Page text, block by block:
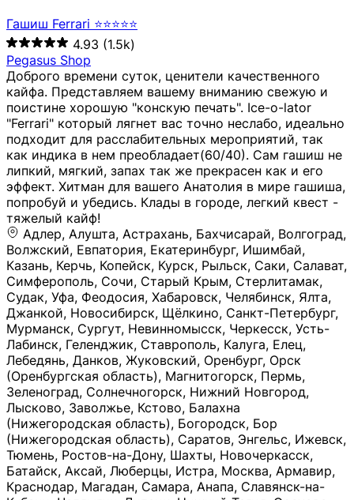
Гашиш Ferrari ⭐⭐⭐⭐⭐
4.93 (1.5k)
Pegasus Shop
Доброго времени суток, ценители качественного
кайфа. Представляем вашему вниманию свежую и
поистине хорошую "конскую печать". Ice-o-lator
"Ferrari" который лягнет вас точно неслабо, идеально
подходит для расслабительных мероприятий, так
как индика в нем преобладает(60/40). Сам гашиш не
липкий, мягкий, запах так же прекрасен как и его
эффект. Хитман для вашего Анатолия в мире гашиша,
попробуй и убедись. Клады в городе, легкий квест -
тяжелый кайф!
Адлер, Алушта, Астрахань, Бахчисарай, Волгоград, Волжский, Евпатория, Екатеринбург, Ишимбай, Казань, Керчь, Копейск, Курск, Рыльск, Саки, Салават, Симферополь, Сочи, Старый Крым, Стерлитамак, Судак, Уфа, Феодосия, Хабаровск, Челябинск, Ялта, Джанкой, Новосибирск, Щёлкино, Санкт-Петербург, Мурманск, Сургут, Невинномысск, Черкесск, Усть-Лабинск, Геленджик, Ставрополь, Калуга, Елец, Лебедянь, Данков, Жуковский, Оренбург, Орск (Оренбургская область), Магнитогорск, Пермь, Зеленоград, Солнечногорск, Нижний Новгород, Лысково, Заволжье, Кстово, Балахна (Нижегородская область), Богородск, Бор (Нижегородская область), Саратов, Энгельс, Ижевск, Тюмень, Ростов-на-Дону, Шахты, Новочеркасск, Батайск, Аксай, Люберцы, Истра, Москва, Армавир, Краснодар, Магадан, Самара, Анапа, Славянск-на-Кубани, Чаплыгин, Липецк, Нижний Тагил, Орехово-Зуево, Усть-Джегута, Лянтор, Нефтеюганск, Пыть-Ях, Урень, Ветлуга, Шахунья, Новороссийск, Крымск, Тимашёвск, Тольятти, Воткинск, Звенигород, Руза, Можайск, Белгород, Воронеж, Соликамск, Нытва, Лысьва (Пермский край), Чусовой, Кунгур, Краснокамск, Миасс, Губаха, Тула, Новомосковск, Донской, Омск, Льгов, Мытищи, Королёв, Ивантеевка, Балашиха, Семилуки, Кудымкар, Старый Оскол, Оса (Пермский край), Одинцово (Московская область), Ханты-Мансийск, Лабинск, Темрюк, Курганинск, Белореченск (Краснодарский край), Алупкa, Губкин, Рязань, Калининград, Усть-Илимск, Фрязино, Минеральные Воды, Пятигорск, Кострома, Ярославль, Коркино, Верхняя Пышма, Подольск, Красноярск, Смоленск, Долгопрудный, Чебоксары, Калачинск, Канск, Киров (Кировская область), Вологда, Рославль, Владивосток, Обнинск, Балабаново (Калужская область), Малоярославец, Брянск, Видное, Ярцево, Вязьма, Гагарин, Приволжск, Фурманов, Чайковский, Кинешма, Горячий Ключ, Улан-Удэ, Туймазы, Дюртюли, Альметьевск, Нефтекамск, Хадыженск, Апшеронск, Майкоп, Уссурийск, Ульяновск, Гатчина, Луга (Ленинградская область), Надым, Ногинск, Электросталь, Железнодорожный (Московская область), Бутурлиновка, Кириллов, Краснознаменск (Калиниградская область), Мышкин, Томмот, Холм, Абакан, Абдулино, Агидель, Агрыз, Адыгейск, Азнакаево, Алатырь, Алдан, Алейск, Александров, Александровск, Алексеевка (Белгородская обл.), Алексин, Амурск, Анадырь, Ангарск, Андреаполь, Анжеро-Судженск, Анива, Апатиты, Арамиль, Ардон, Арзамас, Аркадак, Арсеньев, Артём, Артёмовский, Архангельск, Асбест, Асино, Аткарск, Ахтубинск, Аша, Бабаево (Вологодская область), Бавлы (Республика Татарстан), Байкальск, Бакал, Баксан, Балаклава, Балаково (Саратовская область), Балашов (Саратовская область), Балтийск, Барабинск, Барнаул, Барыш (Ульяновская область), Бежецк, Белая Калитва (Ростовская область), Белебей, Белогорск (Крым), Белозерск, Белокуриха, Беломорск, Белоозёрский (Московская область), Белорецк (Республика Башкортостан), Кызыл, Белоярский (Ханты-Мансийский АО), Бердск, Березники (Пермский край), Берёзовский (Кемеровская область), Берёзовский (Свердловская область), Беслан, Бийск, Бикин, Билибино, Биробиджан, Благовещенск (Амурская область), Благовещенск (Башкортостан), Бобров, Богородицк, Боготол, Богучар, Бокситогорск (Ленинградская область), Бологое (Тверская область), Болхов, Большой Камень (Приморский край), Борисоглебск (Воронежская область), Боровичи (Новгородская область), Боровск, Бородино, Братск, Бронницы (Московская область), Бугульма (Республика Татарстан), Бугуруслан (Оренбургская область), Буинск, Буй, Буйнакск, Валдай, Валуйки, Велиж, Великие Луки, Великий Новгород, Великий Устюг, Вельск, Венёв, Верещагино, Верхнеуральск, Верхний Уфалей, Верхняя Салда, Верхняя Тура, Весьегонск, Вилючинск, Вихоревка, Вичуга, Владикавказ, Волгодонск, Волгореченск, Володарск, Волосово, Волчанск, Вольск, Воркута, Ворсма, Всеволожск (Ленинградская область), Вуктыл, Выкса, Высоковск, Высоцк, Вытегра, Вышний Волочёк, Вяземский, Вязники, Вятские Поляны, Нея, Шилка, Гаврилов Посад, Гаврилов-Ям, Гай, Галич, Гдов, Голицыно, Горно-Алтайск, Горнозаводск, Горняк, Городец, Гороховец, Гремячинск, Грозный, Грязи, Грязовец, Губкинский, Гуково, Гулькевичи, Гурьевск (Калининградская область), Гурьевск (Кемеровская область), Гусев, Гусь-Хрустальный, Давлеканово, Далматово, Дальнегорск, Дегтярск, Дедовск, Демидов, Дербент, Десногорск, Дзержинск, Дзержинский (Московская область), Дивногорск, Димитровград, Дмитровск, Дно, Добрянка, Долинск, Домодедово, Донецк (ДНР), Дорогобуж, Дрезна, Дубна, Дудинка, Духовщина, Дятьково, Егорьевск, Елабуга, Елизово, Ельня (Будет изменено название), Емва, Енисейск, Ермолино, Ершов, Ессентуки, Ефремов, Железноводск, Железногорск (Красноярский край), Железногорск (Курская область), Железногорск-Илимский, Жигулёвск, Жиздра, Жирновск, Жуков, Жуковка, Заводоуковск, Заволжск, Задонск, Заинск, Заозёрный, Заозёрск, Западная Двина, Заполярный, Зарайск, Заречный (Пензенская область), Заречный (Свердловская область), Заринск, Звенигово, Зверево, Зеленогорск ( Ленинградская обл. ), Зеленоградск, Зеленодольск, Зеленокумск, Зерноград, Зима, Змеиногорск, Зубцов, Ивангород, Иваново, Ивдель, Избербаш, Изобильный, Иланский, Инза, Инкерман, Инта, Ипатово, Искитим, Йошкар-Ола, Кадников, Калач, Калач-на-Дону, Калининск, Калтан, Калязин, Камбарка, Каменка (Пензенская область), Каменногорск (Ленинградская область), Каменск-Уральский, Каменск-Шахтинский, Камень-на-Оби, Камешково, Камышин, Канаш, Кандалакша, Карабаново, Карабаш, Карачаевск, Каргат, Каргополь, Карпинск, Карталы, Касимов, Касли, Каспийск, Катав-Ивановск, Катайск, Качканар, Кашин, Кашира, Кемерово, Кемь, Кизел, Кизилюрт, Кизляр, Кимовск, Кимры, Кингисепп, Кинель, Киреевск, Киренск, Киржач, Кириши, Кирово-Чепецк, Кировск (Ленинградская область), Кировск (Мурманская область), Кирсанов, Киселёвск, Кисловодск, Климовск, Клинцы, Княгинино, Ковдор, Ковров, Когалым, Козельск, Козьмодемьянск, Кола, Кологрив, Колпашево, Колпино, Кольчугино, Комсомольск, Комсомольск-на-Амуре, Конаково, Кондопога, Кондрово, Константиновск, Кораблино, Кореновск, Корсаков, Коряжма, Костерёво, Костомукша, Котельники, Котельниково, Котельнич, Котлас, Котовск, Кохма, Красноармейск (Московская область), Краснозаводск, Краснознаменск (Московская область), Краснокаменск, Краснослободск (Волгоградская область), Краснотурьинск, Красноуральск, Красный Сулин, Кремёнки, Кропоткин, Кубинка, Кувшиново (Тверская область), Кудрово, Кулебаки, Кумертау, Курлово, Куровское, Куртамыш, Курчатов, Куса, Кушва, Кыштым, Лабытнанги, Лагань, Лаишево (Республика Татарстан), Лакинск, Лангепас, Лахденпохья, Ленинск-Кузнецкий, Ленск (Республика Саха), Лермонтов (Ставропольский край), Лесозаводск (Приморский край), Лесосибирск, Ливны (Орловская область), Ликино-Дулёво, Липки (Тульская область), Лиски (Воронежская область), Лихославль, Лодейное Поле, Ломоносов (Санкт-Петербург), Лосино-Петровский, Лукоянов, Луховицы, Лыткарино, Любань (Ленинградская область), Любим, Людиново, Магас, Майский, Макаров, Малая Вишера, Малгобек, Мамадыш, Мамоново, Мантурово, Маркс, Махачкала, Мглин, Мегион, Медвежьегорск, Медногорск, Медынь, Меленки, Мелеуз, Менделеевск, Мещовск, Микунь, Миллерово, Минусинск, Миньяр, Мирный (Архангельская область), Мирный (Якутия), Михайловка (Город), Михайловск (Свердловская область), Михайловск (Ставропольский край), Могоча, Можга, Моздок, Мончегорск, Морозовск, Моршанск, Мосальск, Муравленко, Мурино, Муром, Мценск, Мыски, Набережные Челны, Навашино (Нижегородская область), Назарово (Красноярский край), Назрань, Нальчик, Наро-Фоминск, Нарткала, Нарьян-Мар, Находка, Невель (Псковская область), Невельск, Невьянск, Нелидово (Тверская область), Неман, Нерехта (Костромская область), Нерюнгри, Нестеров, Нефтегорск (Самарская область), Нефтекумск, Нижневартовск, Нижнекамск (Республика Татарстан), Нижнеудинск, Нижние Серги, Нижний Ломов, Нижняя Тура, Николаевск-на-Амуре, Никольск (Вологодская область), Никольск (Пензенская область), Новая Ладога, Новая Ляля, Новоалександровск, Новоалтайск, Нововоронеж, Новодвинск, Новозыбков, Новокубанск, Новокуйбышевск, Новомичуринск, Новопавловск, Новоржев, Новосокольники, Новотроицк, Новоульяновск, Новоуральск, Новохопёрск, Новочебоксарск, Новошахтинск, Новый Оскол, Новый Уренгой, Норильск, Нурлат, Нягань, Нязепетровск, Няндома, Облучье, Обоянь, Озёрск (Калининградская область), Озёрск (Челябинская область), Озёры, Октябрьск (Самарская область), Октябрьский (Башкортостан), Окуловка (Новгородская область), Оленегорск, Олонец, Онега, Опочка, Осинники, Осташков, Остров, Острогожск, Отрадный, Оха, Павлово, Павловск (Воронежская область), Павловск (Санкт-Петербург), Павловский Посад, Партизанск, Певек, Пенза, Первоуральск, Перевоз, Пересвет, Переславль-Залесский, Пестово (Новгородская область), Петрозаводск, Петропавловск-Камчатский, Печоры, Пикалёво, Пионерский, Питкяранта, Плавск, Плёс, Подпорожье, Покачи, Покров, Покровск, Полесск, Полысаево, Полярные Зори, Полярный, Поронайск, Порхов, Похвистнево, Почеп, Починок, Пошехонье, Правдинск, Приморск (Калининградская область), Приморско-Ахтарск, Приозерск, Прокопьевск, Протвино, Прохладный, Пугачёв, Пудож, Пустошка, Пушкино, Пущино, Пыталово, Радужный (Владимирская область), Радужный (Ханты-Мансийский АО), Райчихинск, Раменское, Рассказово, Ревда, Реж, Реутов, Родники, Россошь, Ростов (Ярославская обл.), Рошаль, Ртищево, Рубцовск, Рузаевка, Рыбинск, Рыбное, Ряжск, Салехард, Сальск, Саранск, Сарапул, Саров, Сасово, Сатка, Сафоново, Саяногорск, Саянск, Светлогорск, Светлоград, Светлый, Светогорск (Ленинградская область), Свободный, Себеж, Северобайкальск, Северодвинск, Североуральск, Сегежа, Семикаракорск, Сенгилей, Серафимович, Сергач, Сергиев Посад, Сердобск, Сертолово (Ленинградская область), Сестрорецк (Ленинградская область), Сибай, Скопин, Славгород, Сланцы, Слободской, Слюдянка, Собинка, Советск (Кировская область), Советск (Калининградская область), Советск (Тульская область), Советская Гавань, Советский (Ханты-Мансийский АО), Сокол (Вологодская область), Солигалич, Соль-Илецк, Сольцы, Сортавала, Сосенский, Сосновоборск, Сосновый Бор (Ленинградская область), Сосногорск, Спас-Клепики, Спасск-Рязанский, С